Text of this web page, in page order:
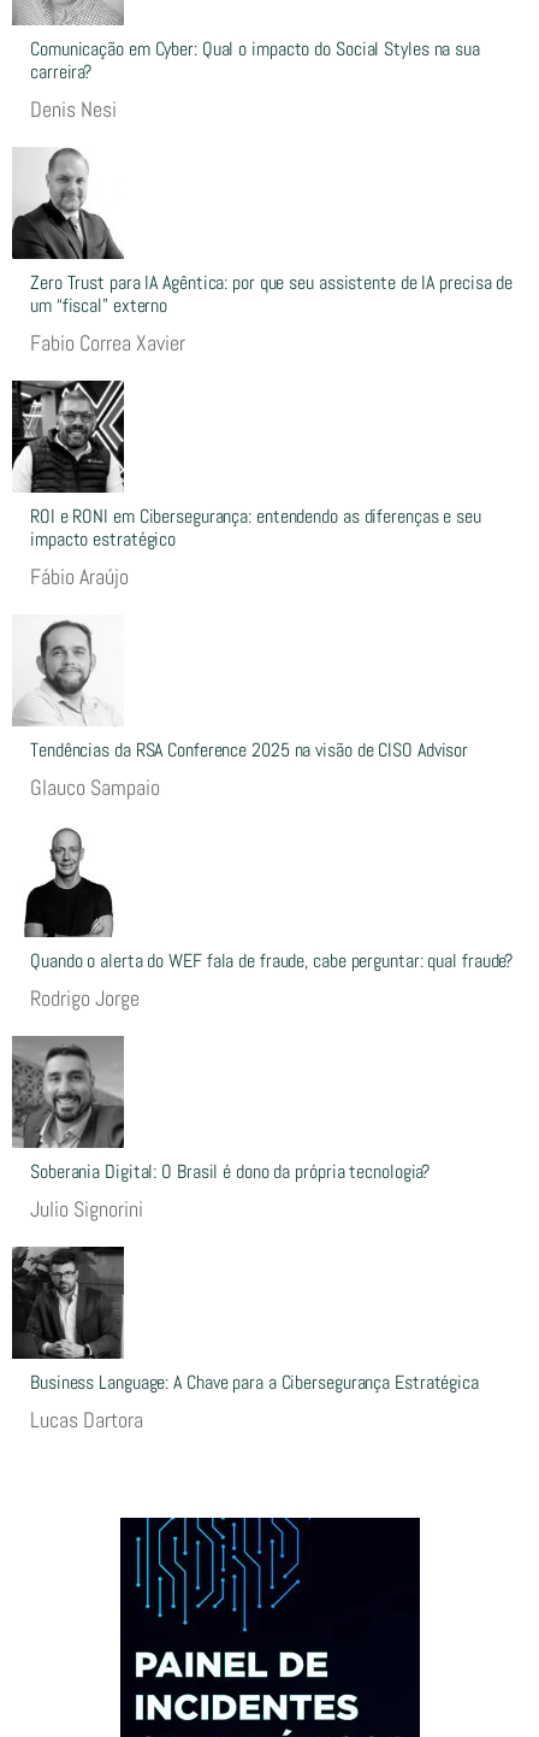
Comunicação em Cyber: Qual o impacto do Social Styles na sua
carreira?
Denis Nesi
Zero Trust para IA Agêntica: por que seu assistente de IA precisa de
um “fiscal” externo
Fabio Correa Xavier
ROI e RONI em Cibersegurança: entendendo as diferenças e seu
impacto estratégico
Fábio Araújo
Tendências da RSA Conference 2025 na visão de CISO Advisor
Glauco Sampaio
Quando o alerta do WEF fala de fraude, cabe perguntar: qual fraude?
Rodrigo Jorge
Soberania Digital: O Brasil é dono da própria tecnologia?
Julio Signorini
Business Language: A Chave para a Cibersegurança Estratégica
Lucas Dartora